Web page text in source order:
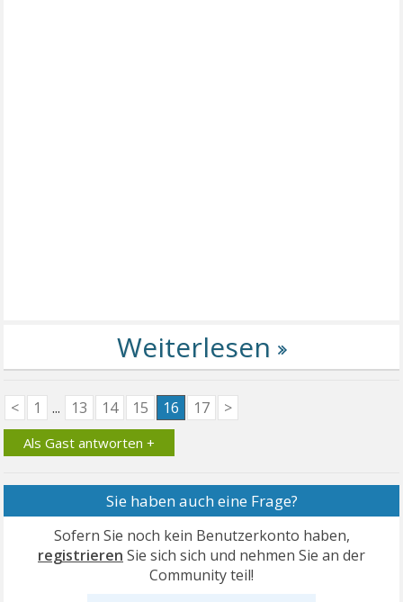
< 1 ... 13 14 15 16 17 >
Als Gast antworten +
Sie haben auch eine Frage?
Sofern Sie noch kein Benutzerkonto haben,
registrieren Sie sich sich und nehmen Sie an der
Community teil!